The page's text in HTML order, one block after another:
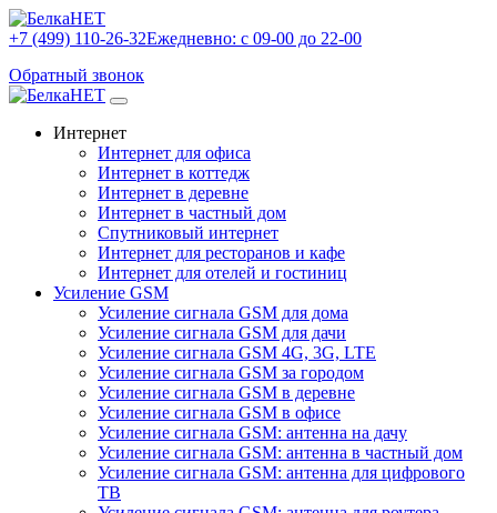
+7 (499) 110-26-32Ежедневно: с 09-00 до 22-00
Обратный звонок
Интернет
Интернет для офиса
Интернет в коттедж
Интернет в деревне
Интернет в частный дом
Спутниковый интернет
Интернет для ресторанов и кафе
Интернет для отелей и гостиниц
Усиление GSM
Усиление сигнала GSM для дома
Усиление сигнала GSM для дачи
Усиление сигнала GSM 4G, 3G, LTE
Усиление сигнала GSM за городом
Усиление сигнала GSM в деревне
Усиление сигнала GSM в офисе
Усиление сигнала GSM: антенна на дачу
Усиление сигнала GSM: антенна в частный дом
Усиление сигнала GSM: антенна для цифрового
ТВ